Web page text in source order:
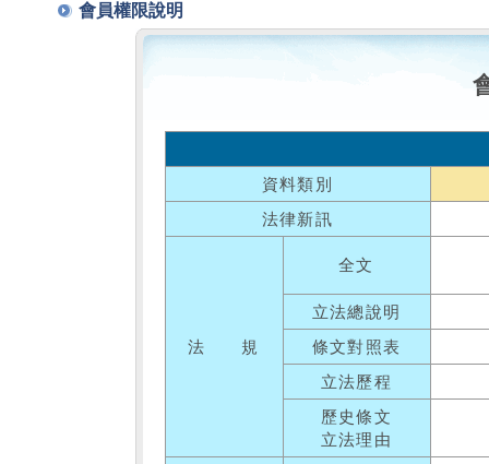
會員權限說明
資料類別
法律新訊
法 規
全文
立法總說明
條文對照表
立法歷程
歷史條文
立法理由